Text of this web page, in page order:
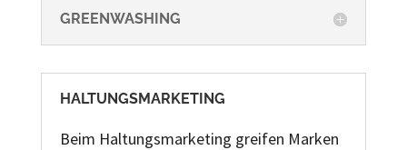
GREENWASHING
HALTUNGSMARKETING
Beim Haltungsmarketing greifen Marken